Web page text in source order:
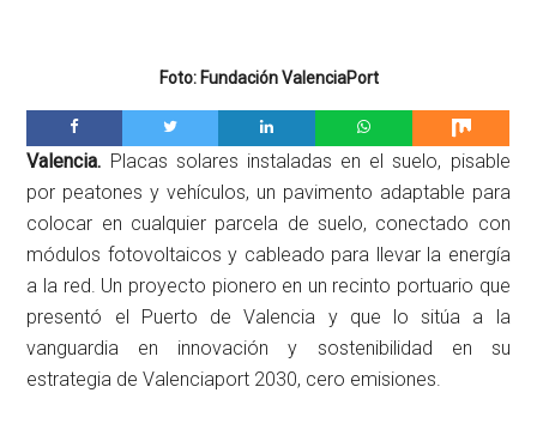
Foto: Fundación ValenciaPort
Valencia. Placas solares instaladas en el suelo, pisable
por peatones y vehículos, un pavimento adaptable para
colocar en cualquier parcela de suelo, conectado con
módulos fotovoltaicos y cableado para llevar la energía
a la red. Un proyecto pionero en un recinto portuario que
presentó el Puerto de Valencia y que lo sitúa a la
vanguardia en innovación y sostenibilidad en su
estrategia de Valenciaport 2030, cero emisiones.